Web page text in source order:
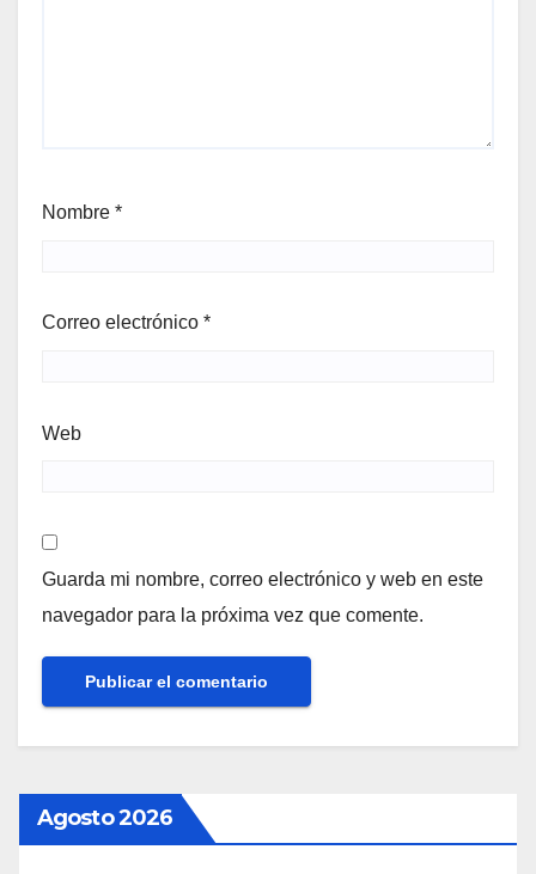
Nombre *
Correo electrónico *
Web
Guarda mi nombre, correo electrónico y web en este
navegador para la próxima vez que comente.
Agosto 2026